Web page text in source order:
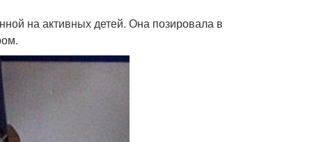
на активных детей. Она позировала в